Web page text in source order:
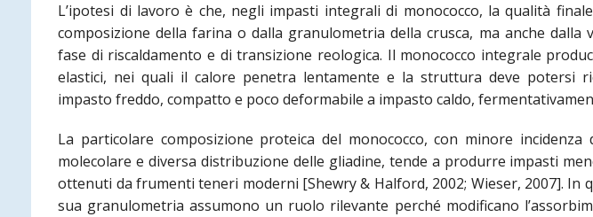
L’ipotesi di lavoro è che, negli impasti integrali di monococco, la qualità
composizione della farina o dalla granulometria della crusca, ma anche dalla
fase di riscaldamento e di transizione reologica. Il monococco integrale
elastici, nei quali il calore penetra lentamente e la struttura deve potersi
impasto freddo, compatto e poco deformabile a impasto caldo,
La particolare composizione proteica del monococco, con minore
molecolare e diversa distribuzione delle gliadine, tende a produrre impasti
ottenuti da frumenti teneri moderni [Shewry & Halford, 2002; Wieser, 2007]. In
sua granulometria assumono un ruolo rilevante perché modificano